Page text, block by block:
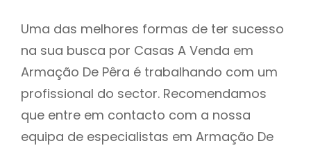
Uma das melhores formas de ter sucesso
na sua busca por Casas A Venda em
Armação De Pêra é trabalhando com um
profissional do sector. Recomendamos
que entre em contacto com a nossa
equipa de especialistas em Armação De